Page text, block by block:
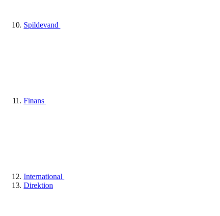
Spildevand
Finans
International
Direktion